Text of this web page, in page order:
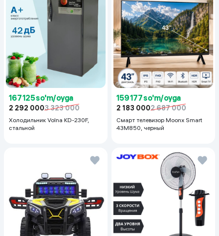
167 125 so'm/oyga
2 292 0003 323 000
Холодильник Volna KD-230F,
стальной
159 177 so'm/oyga
2 183 0002 687 000
Смарт телевизор Moonx Smart
43M850, черный